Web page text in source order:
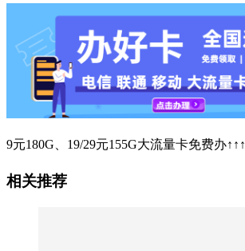
9元180G、19/29元155G大流量卡免费办↑↑↑
相关推荐